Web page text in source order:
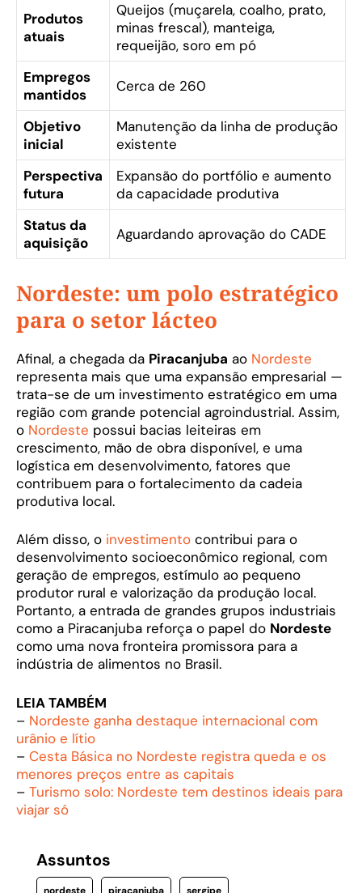
Produtos
atuais
Queijos (muçarela, coalho, prato,
minas frescal), manteiga,
requeijão, soro em pó
Empregos
mantidos
Cerca de 260
Objetivo
inicial
Manutenção da linha de produção
existente
Perspectiva
futura
Expansão do portfólio e aumento
da capacidade produtiva
Status da
aquisição
Aguardando aprovação do CADE
Nordeste: um polo estratégico
para o setor lácteo
Afinal, a chegada da Piracanjuba ao Nordeste
representa mais que uma expansão empresarial —
trata-se de um investimento estratégico em uma
região com grande potencial agroindustrial. Assim,
o Nordeste possui bacias leiteiras em
crescimento, mão de obra disponível, e uma
logística em desenvolvimento, fatores que
contribuem para o fortalecimento da cadeia
produtiva local.
Além disso, o investimento contribui para o
desenvolvimento socioeconômico regional, com
geração de empregos, estímulo ao pequeno
produtor rural e valorização da produção local.
Portanto, a entrada de grandes grupos industriais
como a Piracanjuba reforça o papel do Nordeste
como uma nova fronteira promissora para a
indústria de alimentos no Brasil.
LEIA TAMBÉM
– Nordeste ganha destaque internacional com
urânio e lítio
– Cesta Básica no Nordeste registra queda e os
menores preços entre as capitais
– Turismo solo: Nordeste tem destinos ideais para
viajar só
Assuntos
nordeste piracanjuba sergipe